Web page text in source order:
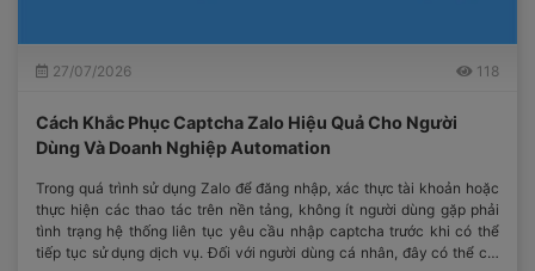
27/07/2026 118
Cách Khắc Phục Captcha Zalo Hiệu Quả Cho Người
Dùng Và Doanh Nghiệp Automation
Trong quá trình sử dụng Zalo để đăng nhập, xác thực tài khoản hoặc
thực hiện các thao tác trên nền tảng, không ít người dùng gặp phải
tình trạng hệ thống liên tục yêu cầu nhập captcha trước khi có thể
tiếp tục sử dụng dịch vụ. Đối với người dùng cá nhân, đây có thể chỉ